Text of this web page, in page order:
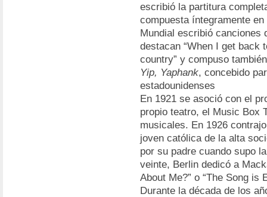
escribió la partitura
compuesta íntegramente
Mundial escribió canciones
destacan “When I get back
country” y compuso
Yip, Yaphank, concebido
estadounidenses
En 1921 se asoció con el
propio teatro, el Music Box
musicales. En 1926
joven católica de la alta
por su padre cuando supo
veinte, Berlin dedicó a
About Me?” o “The Song is
Durante la década de los